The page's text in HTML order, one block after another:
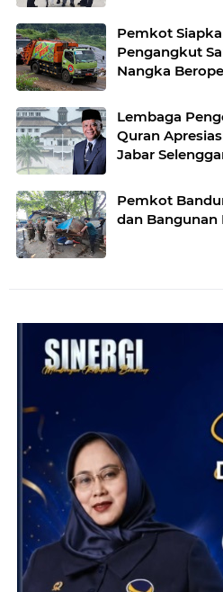
Pemkot
Pengangkut
Nangka
Lembaga
Quran
Jabar
Pemkot
dan Bangunan